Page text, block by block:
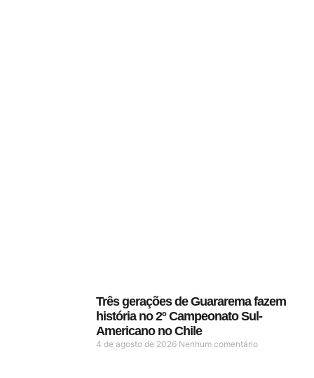
Três gerações de Guararema fazem
história no 2º Campeonato Sul-
Americano no Chile
4 de agosto de 2026 Nenhum comentário